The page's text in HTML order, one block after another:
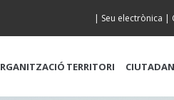
| Seu electrònica |
TERRITORI